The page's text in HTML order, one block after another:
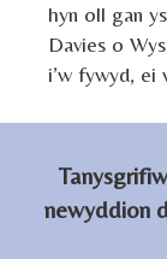
hyn oll gan
Davies o
i’w fywyd, ei
newyddion